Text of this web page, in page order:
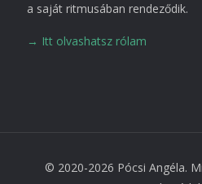
a saját ritmusában rendeződik.
→ Itt olvashatsz rólam
© 2020-2026 Pócsi Angéla.